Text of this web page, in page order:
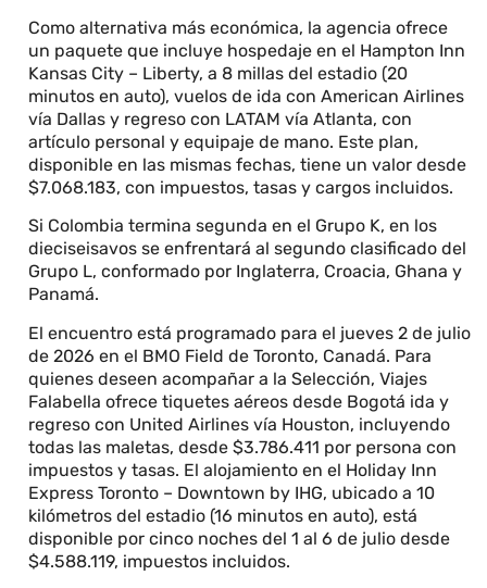
Como alternativa más económica, la agencia ofrece
un paquete que incluye hospedaje en el Hampton Inn
Kansas City – Liberty, a 8 millas del estadio (20
minutos en auto), vuelos de ida con American Airlines
vía Dallas y regreso con LATAM vía Atlanta, con
artículo personal y equipaje de mano. Este plan,
disponible en las mismas fechas, tiene un valor desde
$7.068.183, con impuestos, tasas y cargos incluidos.
Si Colombia termina segunda en el Grupo K, en los
dieciseisavos se enfrentará al segundo clasificado del
Grupo L, conformado por Inglaterra, Croacia, Ghana y
Panamá.
El encuentro está programado para el jueves 2 de julio
de 2026 en el BMO Field de Toronto, Canadá. Para
quienes deseen acompañar a la Selección, Viajes
Falabella ofrece tiquetes aéreos desde Bogotá ida y
regreso con United Airlines vía Houston, incluyendo
todas las maletas, desde $3.786.411 por persona con
impuestos y tasas. El alojamiento en el Holiday Inn
Express Toronto – Downtown by IHG, ubicado a 10
kilómetros del estadio (16 minutos en auto), está
disponible por cinco noches del 1 al 6 de julio desde
$4.588.119, impuestos incluidos.